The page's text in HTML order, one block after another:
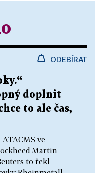
ODEBÍRAT
doplnit
to ale čas,
ve
Martin
to řekl